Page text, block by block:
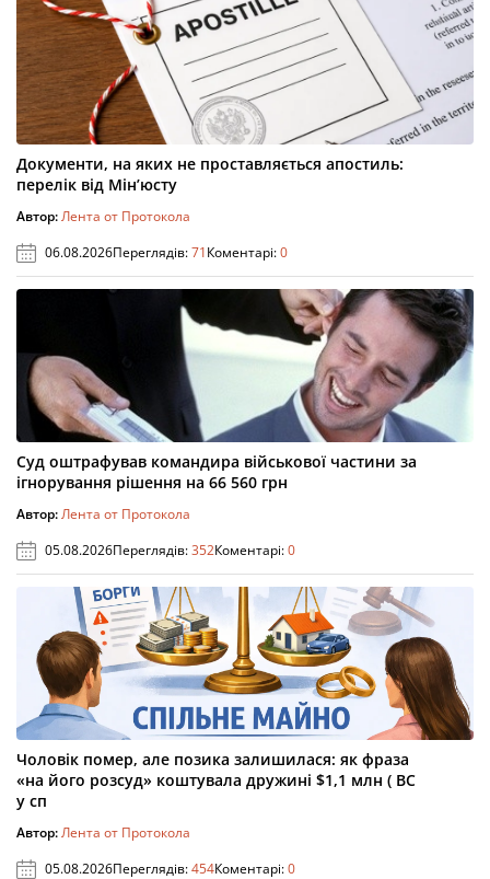
Документи, на яких не проставляється апостиль:
перелік від Мін’юсту
Автор:Лента от Протокола
06.08.2026Переглядів:71Коментарі:0
Суд оштрафував командира військової частини за
ігнорування рішення на 66 560 грн
Автор:Лента от Протокола
05.08.2026Переглядів:352Коментарі:0
Чоловік помер, але позика залишилася: як фраза
«на його розсуд» коштувала дружині $1,1 млн ( ВС
у сп
Автор:Лента от Протокола
05.08.2026Переглядів:454Коментарі:0